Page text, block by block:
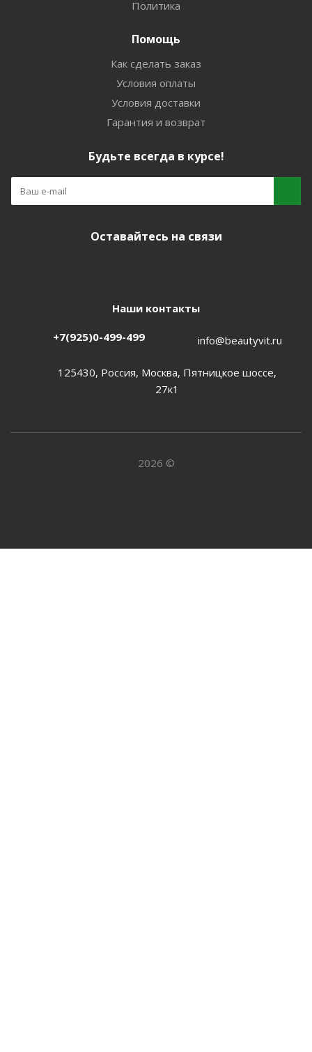
Политика
Помощь
Как сделать заказ
Условия оплаты
Условия доставки
Гарантия и возврат
Будьте всегда в курсе!
Оставайтесь на связи
Наши контакты
+7(925)0-499-499 info@beautyvit.ru
125430, Россия, Москва, Пятницкое шоссе,
27к1
2026 ©